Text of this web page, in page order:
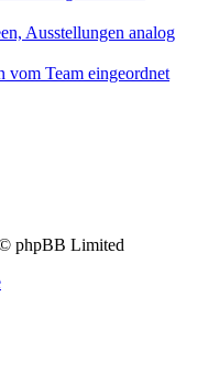
Ausstellungen analog
Team eingeordnet
phpBB Limited